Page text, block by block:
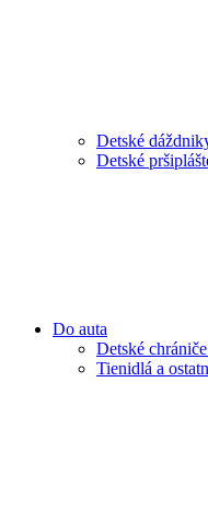
Detské
Detské
Do auta
Detské
Tienidlá a